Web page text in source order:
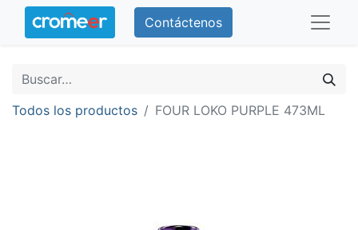
Contáctenos
Todos los productos FOUR LOKO PURPLE 473ML